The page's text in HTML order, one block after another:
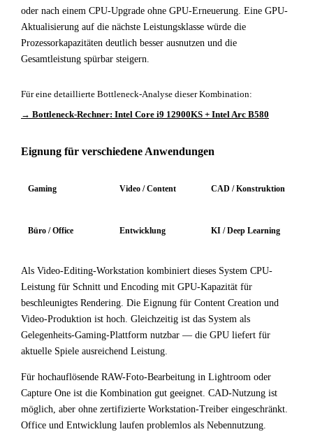
oder nach einem CPU-Upgrade ohne GPU-Erneuerung. Eine GPU-
Aktualisierung auf die nächste Leistungsklasse würde die
Prozessorkapazitäten deutlich besser ausnutzen und die
Gesamtleistung spürbar steigern.
Für eine detaillierte Bottleneck-Analyse dieser Kombination:
→ Bottleneck-Rechner: Intel Core i9 12900KS + Intel Arc B580
Eignung für verschiedene Anwendungen
Gaming Video / Content CAD / Konstruktion
Büro / Office Entwicklung KI / Deep Learning
Als Video-Editing-Workstation kombiniert dieses System CPU-
Leistung für Schnitt und Encoding mit GPU-Kapazität für
beschleunigtes Rendering. Die Eignung für Content Creation und
Video-Produktion ist hoch. Gleichzeitig ist das System als
Gelegenheits-Gaming-Plattform nutzbar — die GPU liefert für
aktuelle Spiele ausreichend Leistung.
Für hochauflösende RAW-Foto-Bearbeitung in Lightroom oder
Capture One ist die Kombination gut geeignet. CAD-Nutzung ist
möglich, aber ohne zertifizierte Workstation-Treiber eingeschränkt.
Office und Entwicklung laufen problemlos als Nebennutzung.